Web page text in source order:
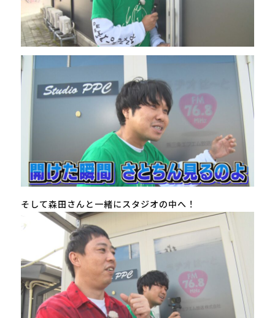
そして森田さんと一緒にスタジオの中へ！